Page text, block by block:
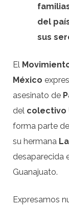
del
sus
El
México
asesinato de
del colectivo
forma parte
su hermana
desaparecida
Guanajuato.
Expresamos